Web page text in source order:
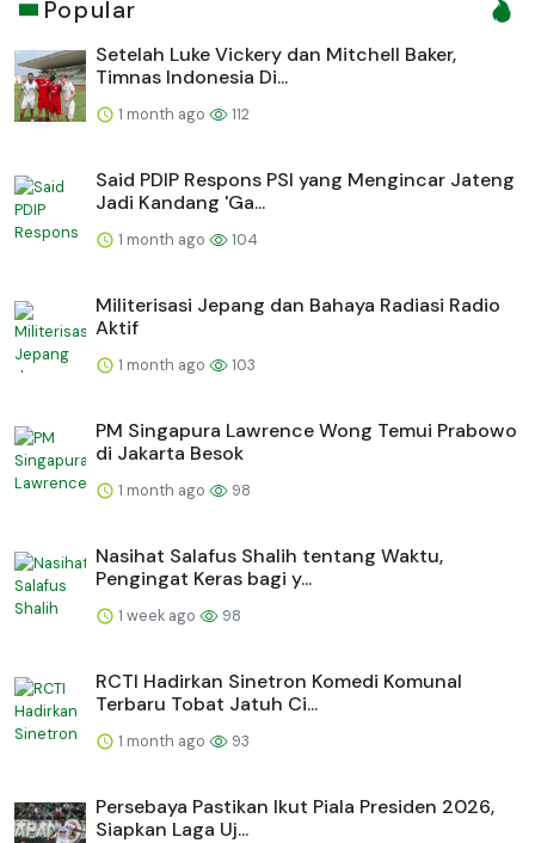
Popular
Setelah Luke Vickery dan Mitchell Baker,
Timnas Indonesia Di...
1 month ago 112
Said PDIP Respons PSI yang Mengincar Jateng
Jadi Kandang 'Ga...
1 month ago 104
Militerisasi Jepang dan Bahaya Radiasi Radio
Aktif
1 month ago 103
PM Singapura Lawrence Wong Temui Prabowo
di Jakarta Besok
1 month ago 98
Nasihat Salafus Shalih tentang Waktu,
Pengingat Keras bagi y...
1 week ago 98
RCTI Hadirkan Sinetron Komedi Komunal
Terbaru Tobat Jatuh Ci...
1 month ago 93
Persebaya Pastikan Ikut Piala Presiden 2026,
Siapkan Laga Uj...